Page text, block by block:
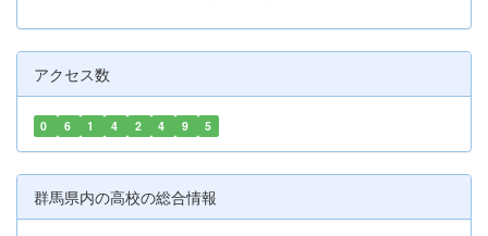
アクセス数
0 6 1 4 2 4 9 5
群馬県内の高校の総合情報